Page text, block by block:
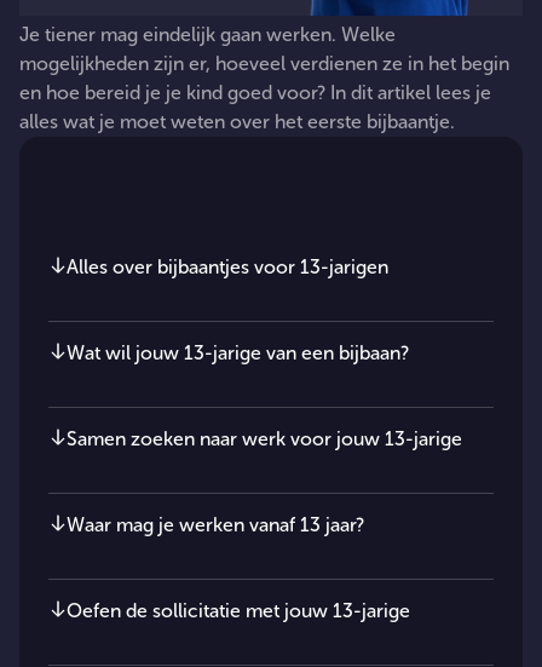
Je tiener mag eindelijk gaan werken. Welke
mogelijkheden zijn er, hoeveel verdienen ze in het begin
en hoe bereid je je kind goed voor? In dit artikel lees je
alles wat je moet weten over het eerste bijbaantje.
In dit artikel
Alles over bijbaantjes voor 13-jarigen
Wat wil jouw 13-jarige van een bijbaan?
Samen zoeken naar werk voor jouw 13-jarige
Waar mag je werken vanaf 13 jaar?
Oefen de sollicitatie met jouw 13-jarige